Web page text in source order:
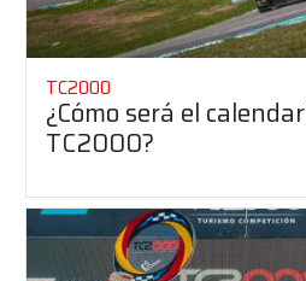
TC2000
¿Cómo será el
TC2000?